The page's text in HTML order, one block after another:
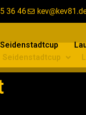
36 46
Seidenstadtcup
Seidenstadtcup